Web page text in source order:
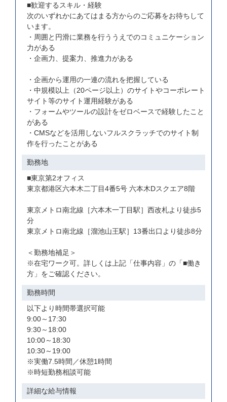
■歓迎するスキル・経験
次のいずれかにあてはまる方からのご応募をお待ちして
います。
・周囲と円滑に業務を行ううえでのコミュニケーション
力がある
・企画力、提案力、推進力がある
・企画から運用の一連の流れを把握している
・中規模以上（20ページ以上）のサイトやコーポレート
サイト等のサイト運用経験がある
・フォームやツールの設計をゼロベースで経験したこと
がある
・CMSなどを活用しないフルスクラッチでのサイト制
作を行ったことがある
勤務地
■東京第2オフィス
東京都港区六本木二丁目4番5号 六本木Dスクエア8階
東京メトロ南北線［六本木一丁目駅］西改札より徒歩5
分
東京メトロ南北線［溜池山王駅］13番出口より徒歩8分
＜勤務地補足＞
※在宅ワーク可。詳しくは上記「仕事内容」の「■働き
方」をご確認ください。
勤務時間
以下より時間帯選択可能
9:00～17:30
9:30～18:00
10:00～18:30
10:30～19:00
※実働7.5時間／休憩1時間
※時短勤務相談可能
詳細な給与情報